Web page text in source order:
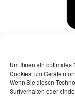
Um Ihnen ein optimales
Cookies, um
Wenn Sie diesen
Surfverhalten oder